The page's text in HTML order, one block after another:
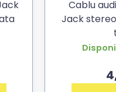
Cablu
Jack